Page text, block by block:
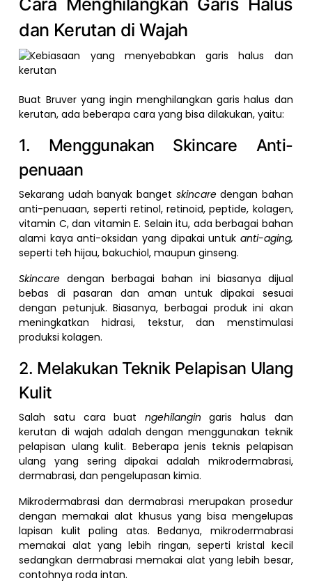
Cara Menghilangkan Garis Halus
dan Kerutan di Wajah
Buat Bruver yang ingin menghilangkan garis halus dan
kerutan, ada beberapa cara yang bisa dilakukan, yaitu:
1. Menggunakan Skincare Anti-
penuaan
Sekarang udah banyak banget skincaredengan bahan
anti-penuaan, seperti retinol, retinoid, peptide, kolagen,
vitamin C, dan vitamin E. Selain itu, ada berbagai bahan
alami kaya anti-oksidan yang dipakai untuk anti-aging,
seperti teh hijau, bakuchiol, maupun ginseng.
Skincaredengan berbagai bahan ini biasanya dijual
bebas di pasaran dan aman untuk dipakai sesuai
dengan petunjuk. Biasanya, berbagai produk ini akan
meningkatkan hidrasi, tekstur, dan menstimulasi
produksi kolagen.
2. Melakukan Teknik Pelapisan Ulang
Kulit
Salah satu cara buat ngehilangingaris halus dan
kerutan di wajah adalah dengan menggunakan teknik
pelapisan ulang kulit. Beberapa jenis teknis pelapisan
ulang yang sering dipakai adalah mikrodermabrasi,
dermabrasi, dan pengelupasan kimia.
Mikrodermabrasi dan dermabrasi merupakan prosedur
dengan memakai alat khusus yang bisa mengelupas
lapisan kulit paling atas. Bedanya, mikrodermabrasi
memakai alat yang lebih ringan, seperti kristal kecil
sedangkan dermabrasi memakai alat yang lebih besar,
contohnya roda intan.